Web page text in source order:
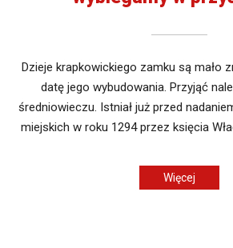
Dzieje krapkowickiego zamku są mało
datę jego wybudowania. Przyjąć
średniowieczu. Istniał już przed
miejskich w roku 1294 przez księcia
Więcej